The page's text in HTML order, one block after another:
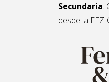
Secundaria.
desde la EEZ-